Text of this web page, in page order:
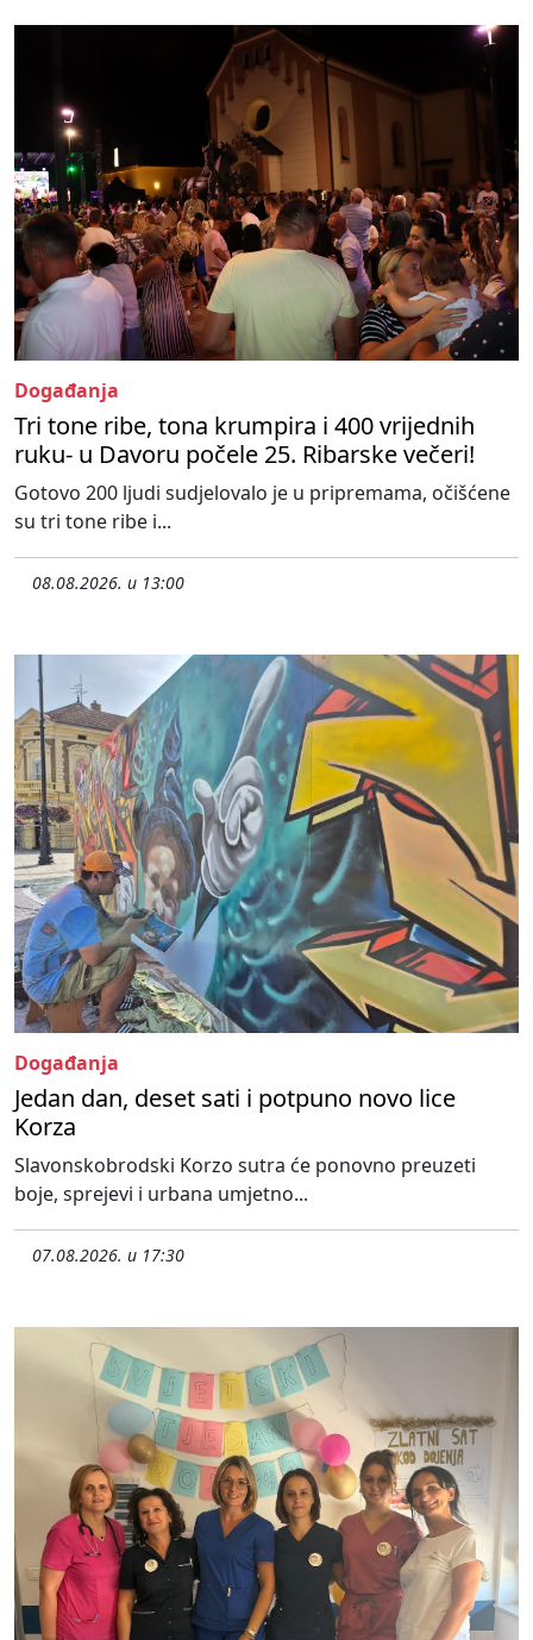
Događanja
Tri tone ribe, tona krumpira i 400 vrijednih
ruku- u Davoru počele 25. Ribarske večeri!
Gotovo 200 ljudi sudjelovalo je u pripremama, očišćene
su tri tone ribe i...
08.08.2026. u 13:00
Događanja
Jedan dan, deset sati i potpuno novo lice
Korza
Slavonskobrodski Korzo sutra će ponovno preuzeti
boje, sprejevi i urbana umjetno...
07.08.2026. u 17:30